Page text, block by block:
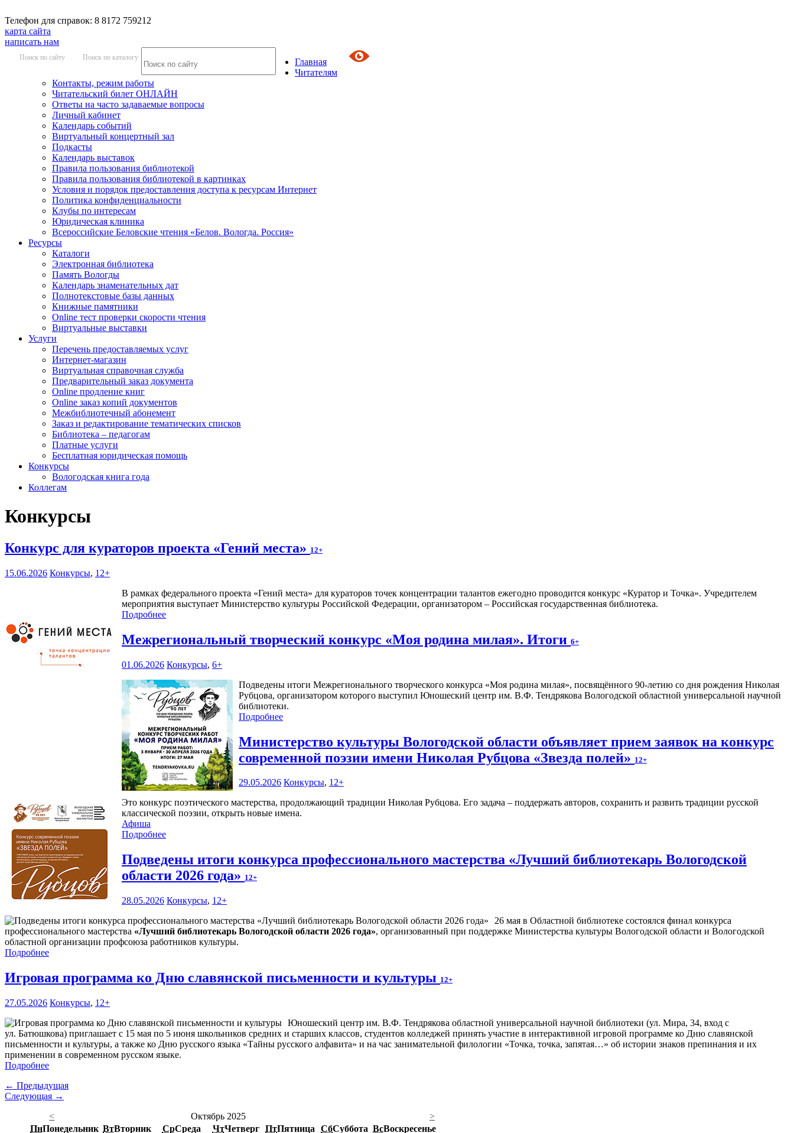
Телефон для справок: 8 8172 759212
карта сайта
написать нам
Поиск по сайту Поиск по каталогу
Главная
Читателям
Контакты, режим работы
Читательский билет ОНЛАЙН
Ответы на часто задаваемые вопросы
Личный кабинет
Календарь событий
Виртуальный концертный зал
Подкасты
Календарь выставок
Правила пользования библиотекой
Правила пользования библиотекой в картинках
Условия и порядок предоставления доступа к ресурсам Интернет
Политика конфиденциальности
Клубы по интересам
Юридическая клиника
Всероссийские Беловские чтения «Белов. Вологда. Россия»
Ресурсы
Каталоги
Электронная библиотека
Память Вологды
Календарь знаменательных дат
Полнотекстовые базы данных
Книжные памятники
Online тест проверки скорости чтения
Виртуальные выставки
Услуги
Перечень предоставляемых услуг
Интернет-магазин
Виртуальная справочная служба
Предварительный заказ документа
Online продление книг
Online заказ копий документов
Межбиблиотечный абонемент
Заказ и редактирование тематических списков
Библиотека – педагогам
Платные услуги
Бесплатная юридическая помощь
Конкурсы
Вологодская книга года
Коллегам
Конкурсы
Конкурс для кураторов проекта «Гений места» 12+
15.06.2026 Конкурсы, 12+
В рамках федерального проекта «Гений места» для кураторов точек концентрации талантов ежегодно проводится конкурс «Куратор и Точка». Учредителем
мероприятия выступает Министерство культуры Российской Федерации, организатором – Российская государственная библиотека.
Подробнее
Межрегиональный творческий конкурс «Моя родина милая». Итоги 6+
01.06.2026 Конкурсы, 6+
Подведены итоги Межрегионального творческого конкурса «Моя родина милая», посвящённого 90-летию со дня рождения Николая
Рубцова, организатором которого выступил Юношеский центр им. В.Ф. Тендрякова Вологодской областной универсальной научной
библиотеки.
Подробнее
Министерство культуры Вологодской области объявляет прием заявок на конкурс
современной поэзии имени Николая Рубцова «Звезда полей» 12+
29.05.2026 Конкурсы, 12+
Это конкурс поэтического мастерства, продолжающий традиции Николая Рубцова. Его задача – поддержать авторов, сохранить и развить традиции русской
классической поэзии, открыть новые имена.
Афиша
Подробнее
Подведены итоги конкурса профессионального мастерства «Лучший библиотекарь Вологодской
области 2026 года» 12+
28.05.2026 Конкурсы, 12+
26 мая в Областной библиотеке состоялся финал конкурса
профессионального мастерства «Лучший библиотекарь Вологодской области 2026 года», организованный при поддержке Министерства культуры Вологодской области и Вологодской
областной организации профсоюза работников культуры.
Подробнее
Игровая программа ко Дню славянской письменности и культуры 12+
27.05.2026 Конкурсы, 12+
Юношеский центр им. В.Ф. Тендрякова областной универсальной научной библиотеки (ул. Мира, 34, вход с
ул. Батюшкова) приглашает с 15 мая по 5 июня школьников средних и старших классов, студентов колледжей принять участие в интерактивной игровой программе ко Дню славянской
письменности и культуры, а также ко Дню русского языка «Тайны русского алфавита» и на час занимательной филологии «Точка, точка, запятая…» об истории знаков препинания и их
применении в современном русском языке.
Подробнее
← Предыдущая
Следующая →
<
Октябрь 2025
>
ПнПонедельник ВтВторник СрСреда ЧтЧетверг ПтПятница СбСуббота ВсВоскресенье